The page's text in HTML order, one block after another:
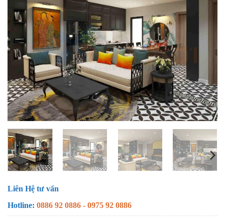
Liên Hệ tư vấn
Hotline: 0886 92 0886 - 0975 92 0886